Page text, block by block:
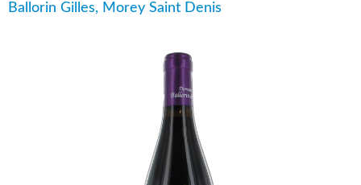
Ballorin Gilles, Morey Saint Denis